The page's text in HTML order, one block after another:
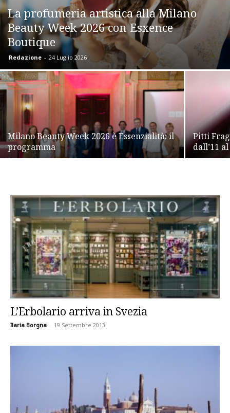
La profumeria artistica alla Milano
Beauty Week 2026 con Esxence
Boutique
Redazione - 24 Luglio 2026
Milano Beauty Week 2026 è Essenzialità: il
programma
Pitti
dall’11
L’Erbolario arriva in Svezia
Ilaria Borgna - 19 Settembre 2013